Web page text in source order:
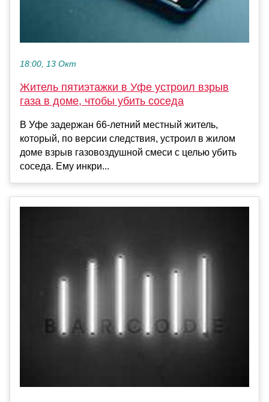
18:00, 13 Окт
Житель пятиэтажки в Уфе устроил взрыв
газа в доме, чтобы убить соседа
В Уфе задержан 66-летний местный житель,
который, по версии следствия, устроил в жилом
доме взрыв газовоздушной смеси с целью убить
соседа. Ему инкри...